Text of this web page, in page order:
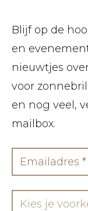
Blijf op de
en
nieuwtjes
voor
en nog veel,
mailbox.
Kies je